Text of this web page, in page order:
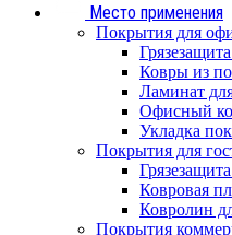
Место применения
Покрытия для
Ковры из
Ламинат
Офисный
Укладка
Покрытия для
Ковровая
Ковролин
Покрытия